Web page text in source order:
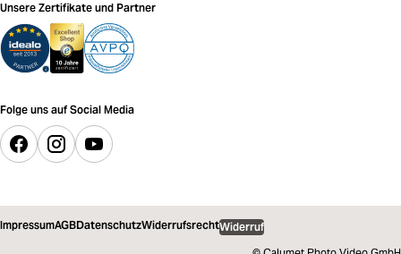
Unsere Zertifikate und Partner
Folge uns auf Social Media
ImpressumAGBDatenschutzWiderrufsrechtWiderruf